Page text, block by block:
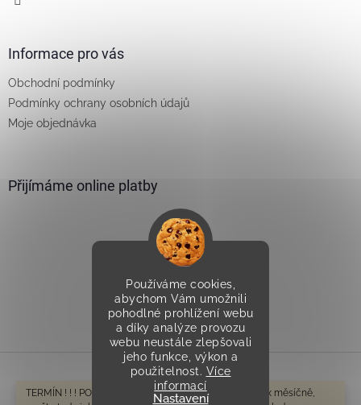
Používáme cookies,
abychom Vám umožnili
pohodlné prohlížení webu
a díky analýze provozu
webu neustále zlepšovali
jeho funkce, výkon a
použitelnost. Více
informací
Nastavení
TERMÍN ! ! ! POZOR V tomto období odesíláme cca 1-2x měsíčně,
Informace pro vás
Obchodní podmínky
Podmínky ochrany osobních údajů
Moje objednávka
Přijímáme online platby
Vytvořilo Studio Avocado
Vytvořil Shoptet